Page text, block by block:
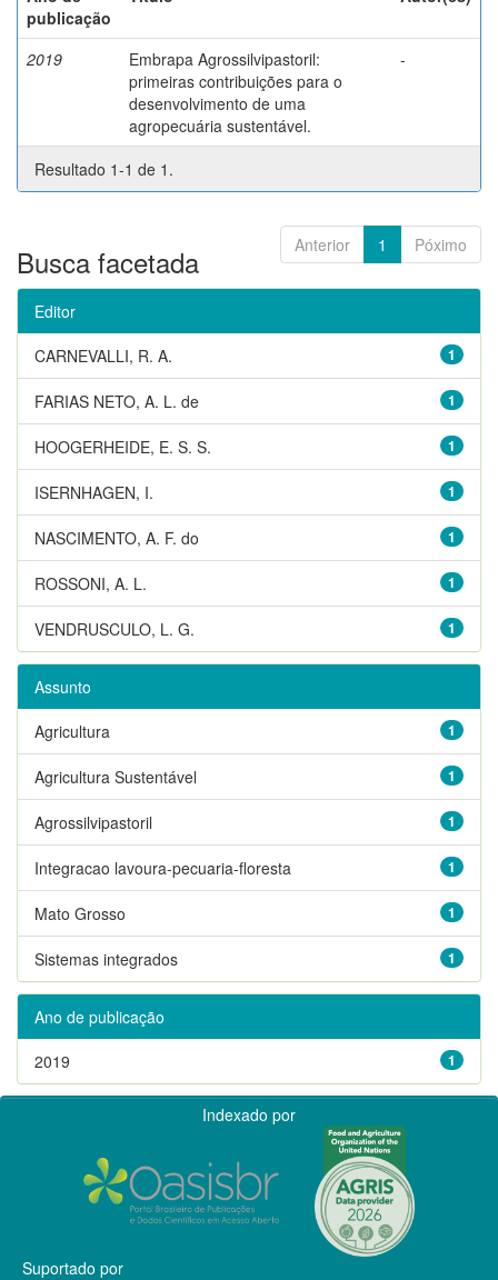
publicação
2019
Embrapa Agrossilvipastoril:
primeiras contribuições para o
desenvolvimento de uma
agropecuária sustentável.
-
Resultado 1-1 de 1.
Anterior 1 Póximo
Busca facetada
Editor
1
CARNEVALLI, R. A.
1
FARIAS NETO, A. L. de
1
HOOGERHEIDE, E. S. S.
1
ISERNHAGEN, I.
1
NASCIMENTO, A. F. do
1
ROSSONI, A. L.
1
VENDRUSCULO, L. G.
Assunto
1
Agricultura
1
Agricultura Sustentável
1
Agrossilvipastoril
1
Integracao lavoura-pecuaria-floresta
1
Mato Grosso
1
Sistemas integrados
Ano de publicação
1
2019
Indexado por
Suportado por